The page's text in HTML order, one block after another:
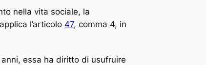
nella vita sociale, la
l’articolo 47, comma 4, in
essa ha diritto di usufruire